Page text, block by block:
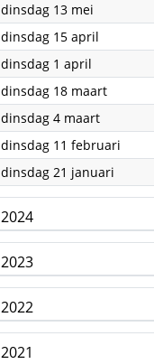
dinsdag 13 mei
dinsdag 15 april
dinsdag 1 april
dinsdag 18 maart2025
dinsdag 4 maart2025
dinsdag 11 februari
dinsdag 21 januari
2024
2023
2022
2021